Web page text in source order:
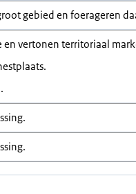
gebied en foerageren
vertonen territoriaal